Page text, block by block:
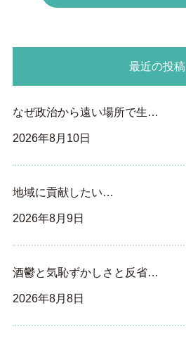
最近の投稿
なぜ政治から遠い場所で生…
2026年8月10日
地域に貢献したい…
2026年8月9日
酒鬱と気恥ずかしさと反省…
2026年8月8日